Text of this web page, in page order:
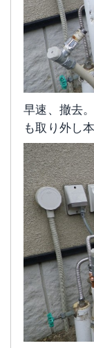
早速、撤去
も取り外し